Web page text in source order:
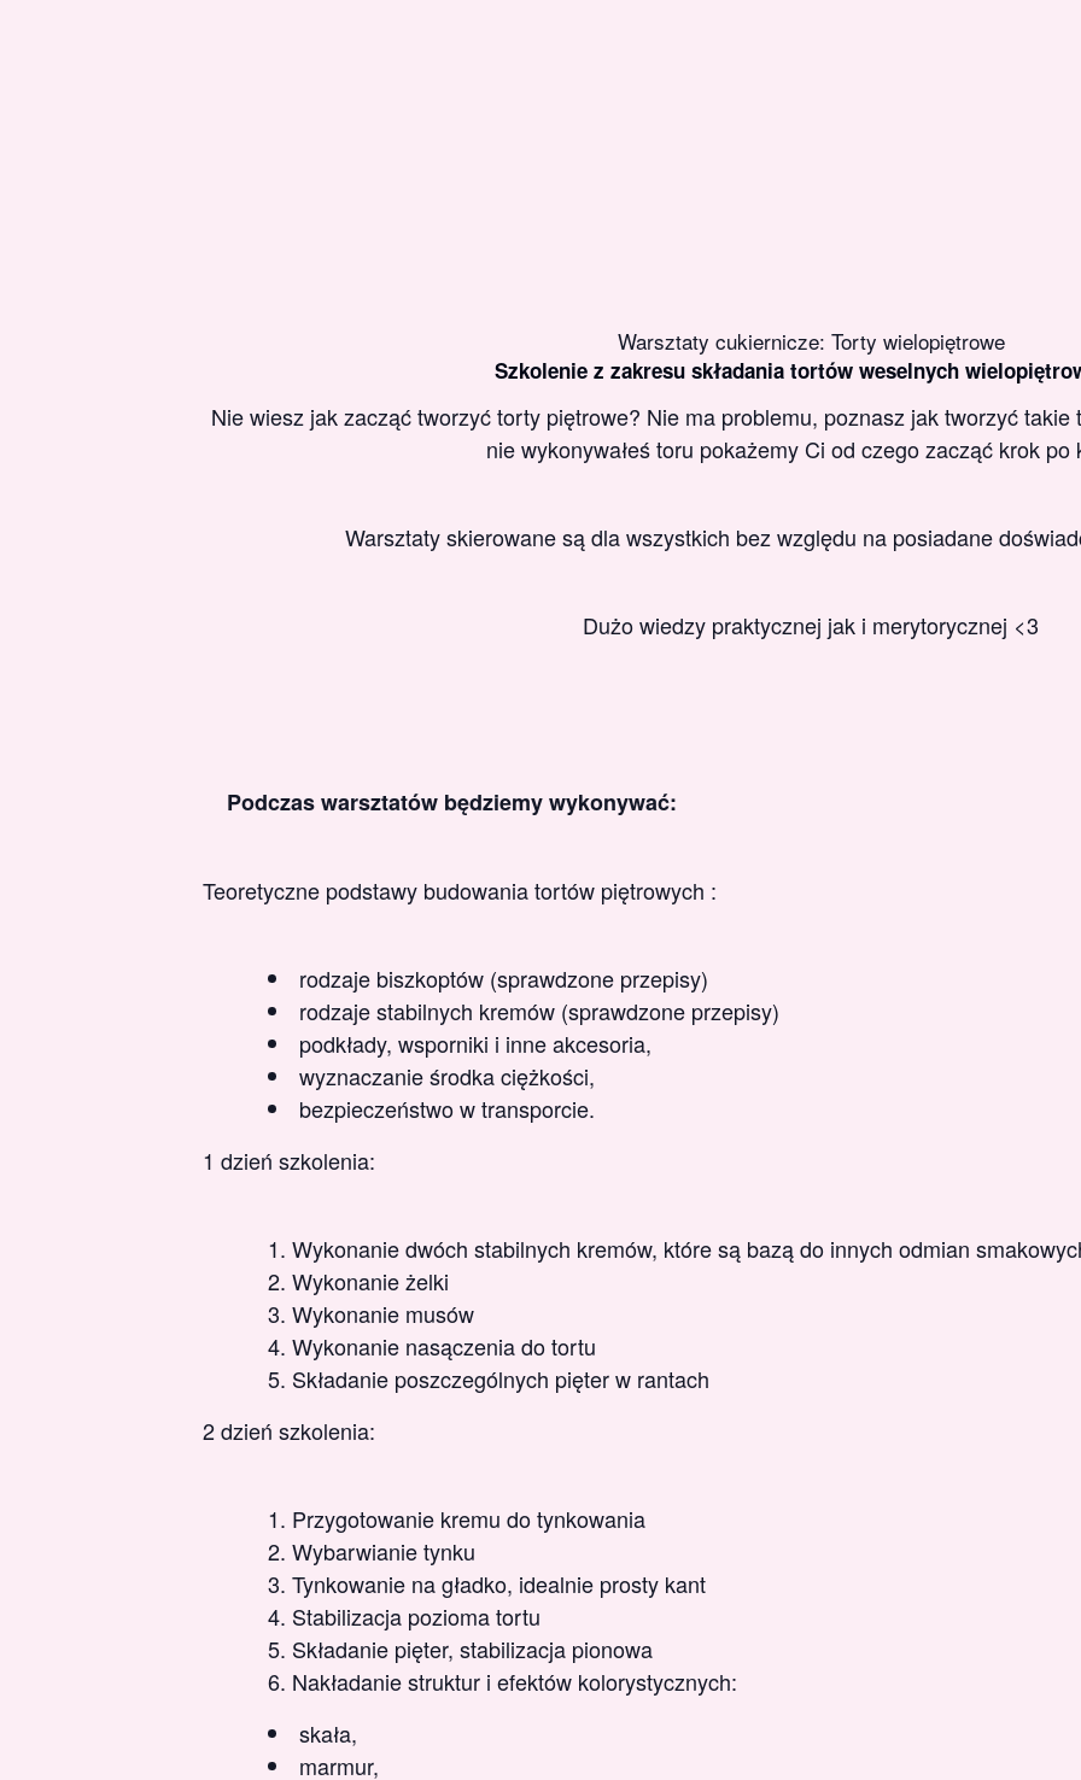
Warsztaty cukiernicze: Torty wielopiętrowe
Szkolenie z zakresu składania tortów weselnych
Nie wiesz jak zacząć tworzyć torty piętrowe? Nie ma problemu, poznasz jak tworzyć
nie wykonywałeś toru pokażemy Ci od czego zacząć krok po
Warsztaty skierowane są dla wszystkich bez względu na posiadane
Dużo wiedzy praktycznej jak i merytorycznej <3
Podczas warsztatów będziemy wykonywać:
Teoretyczne podstawy budowania tortów piętrowych :
rodzaje biszkoptów (sprawdzone przepisy)
rodzaje stabilnych kremów (sprawdzone przepisy)
podkłady, wsporniki i inne akcesoria,
wyznaczanie środka ciężkości,
bezpieczeństwo w transporcie.
1 dzień szkolenia:
Wykonanie dwóch stabilnych kremów, które są bazą do innych odmian
Wykonanie żelki
Wykonanie musów
Wykonanie nasączenia do tortu
Składanie poszczególnych pięter w rantach
2 dzień szkolenia:
Przygotowanie kremu do tynkowania
Wybarwianie tynku
Tynkowanie na gładko, idealnie prosty kant
Stabilizacja pozioma tortu
Składanie pięter, stabilizacja pionowa
Nakładanie struktur i efektów kolorystycznych:
skała,
marmur,